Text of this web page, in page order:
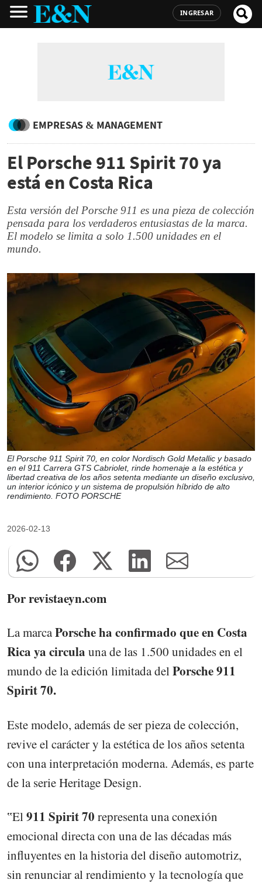
INGRESAR
EMPRESAS & MANAGEMENT
El Porsche 911 Spirit 70 ya
está en Costa Rica
Esta versión del Porsche 911 es una pieza de colección
pensada para los verdaderos entusiastas de la marca.
El modelo se limita a solo 1.500 unidades en el
mundo.
El Porsche 911 Spirit 70, en color Nordisch Gold Metallic y basado
en el 911 Carrera GTS Cabriolet, rinde homenaje a la estética y
libertad creativa de los años setenta mediante un diseño exclusivo,
un interior icónico y un sistema de propulsión híbrido de alto
rendimiento. FOTO PORSCHE
2026-02-13
Por revistaeyn.com
La marcaPorsche ha confirmado que en Costa
Rica ya circula una de las 1.500 unidades en el
mundo de la edición limitada delPorsche 911
Spirit 70.
Este modelo, además de ser pieza de colección,
revive el carácter y la estética de los años setenta
con una interpretación moderna. Además, es parte
de la serie Heritage Design.
‟El911 Spirit 70 representa una conexión
emocional directa con una de las décadas más
influyentes en la historia del diseño automotriz,
sin renunciar al rendimiento y la tecnología que